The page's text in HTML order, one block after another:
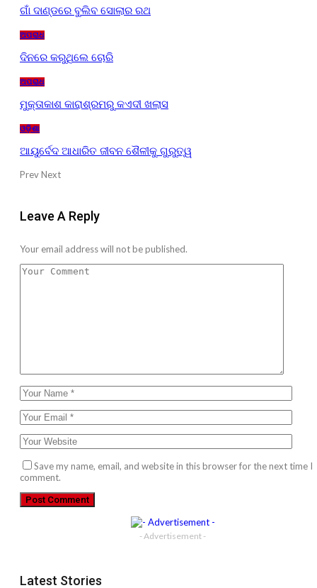
ଗାଁ ଦାଣ୍ଡରେ ବୁଲିବ ସୋଲାର ରଥ
ଅପରାଧ
ଦିନରେ କରୁଥିଲେ ଚୋରି
ଅପରାଧ
ମୁକ୍ତାକାଶ କାରାଶ୍ରମରୁ କଏଦୀ ଖଲାସ
ଓଡ଼ିଶା
ଆୟୁର୍ବେଦ ଆଧାରିତ ଜୀବନ ଶୈଳୀକୁ ଗୁରୁତ୍ୱ
PrevNext
Leave A Reply
Your email address will not be published.
Save my name, email, and website in this browser for the next time I
comment.
- Advertisement -
Latest Stories